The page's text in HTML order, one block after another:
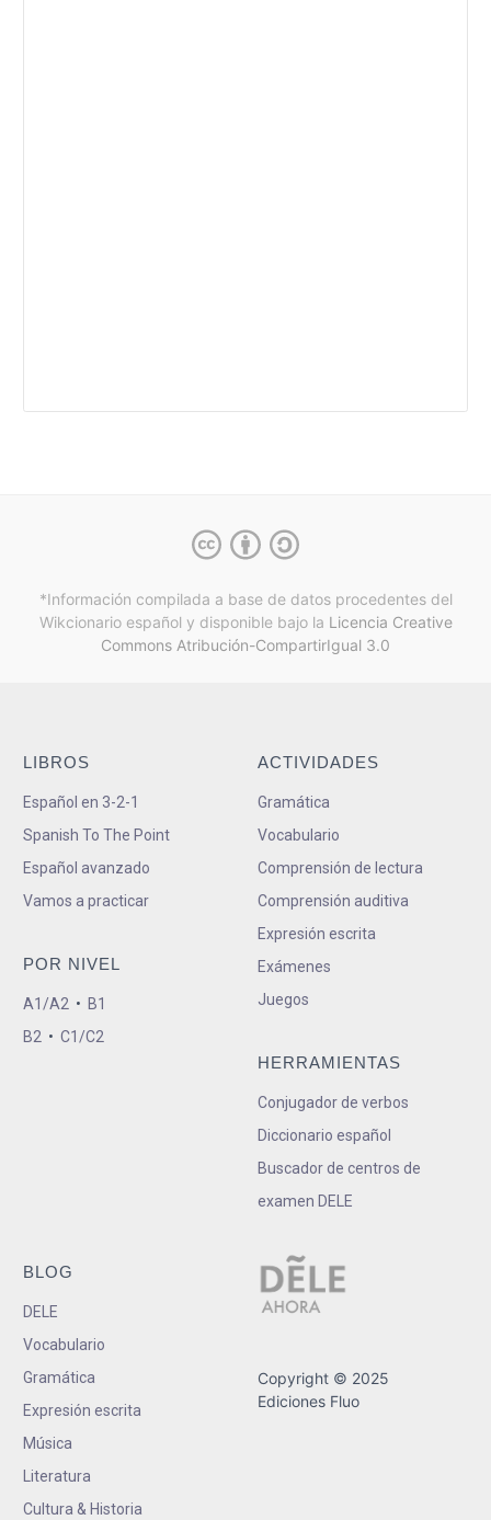
*Información compilada a base de datos procedentes del
Wikcionario español y disponible bajo la Licencia Creative
Commons Atribución-CompartirIgual 3.0
LIBROS
Español en 3-2-1
Spanish To The Point
Español avanzado
Vamos a practicar
POR NIVEL
A1/A2 • B1
B2 • C1/C2
ACTIVIDADES
Gramática
Vocabulario
Comprensión de lectura
Comprensión auditiva
Expresión escrita
Exámenes
Juegos
HERRAMIENTAS
Conjugador de verbos
Diccionario español
Buscador de centros de
examen DELE
BLOG
DELE
Vocabulario
Gramática
Expresión escrita
Música
Literatura
Cultura & Historia
Copyright © 2025
Ediciones Fluo